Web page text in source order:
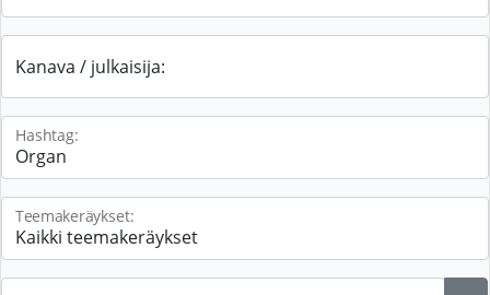
Kanava / julkaisija:
Hashtag:
Teemakeräykset: